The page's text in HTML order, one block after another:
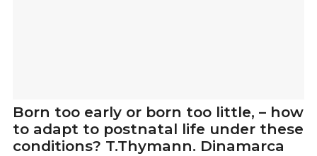
Born too early or born too little, – how
to adapt to postnatal life under these
conditions? T.Thymann. Dinamarca